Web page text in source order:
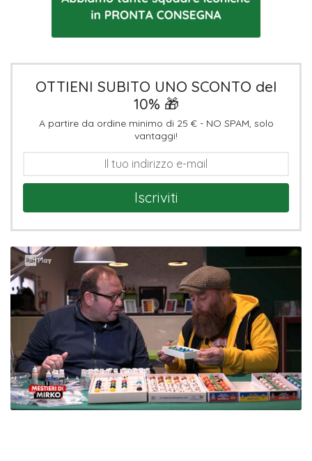
OTTIENI SUBITO UNO SCONTO del
10% 🎁
A partire da ordine minimo di 25 € - NO SPAM, solo
vantaggi!
Iscriviti